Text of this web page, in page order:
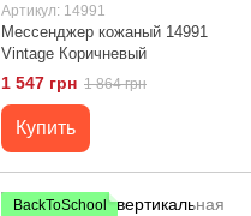
Артикул: 14991
Мессенджер кожаный 14991
Vintage Коричневый
1 547 грн 1 864 грн
Купить
BackToSchool